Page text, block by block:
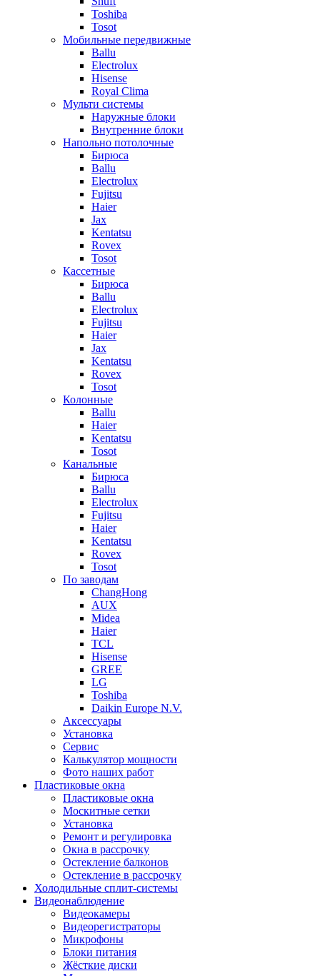
Toshiba
Tosot
Мобильные передвижные
Ballu
Electrolux
Hisense
Royal Clima
Мульти системы
Наружные блоки
Внутренние блоки
Напольно потолочные
Бирюса
Ballu
Electrolux
Fujitsu
Haier
Jax
Kentatsu
Rovex
Tosot
Кассетные
Бирюса
Ballu
Electrolux
Fujitsu
Haier
Jax
Kentatsu
Rovex
Tosot
Колонные
Ballu
Haier
Kentatsu
Tosot
Канальные
Бирюса
Ballu
Electrolux
Fujitsu
Haier
Kentatsu
Rovex
Tosot
По заводам
ChangHong
AUX
Midea
Haier
TCL
Hisense
GREE
LG
Toshiba
Daikin Europe N.V.
Аксессуары
Установка
Сервис
Калькулятор мощности
Фото наших работ
Пластиковые окна
Пластиковые окна
Москитные сетки
Установка
Ремонт и регулировка
Окна в рассрочку
Остекление балконов
Остекление в рассрочку
Холодильные сплит-системы
Видеонаблюдение
Видеокамеры
Видеорегистраторы
Микрофоны
Блоки питания
Жёсткие диски